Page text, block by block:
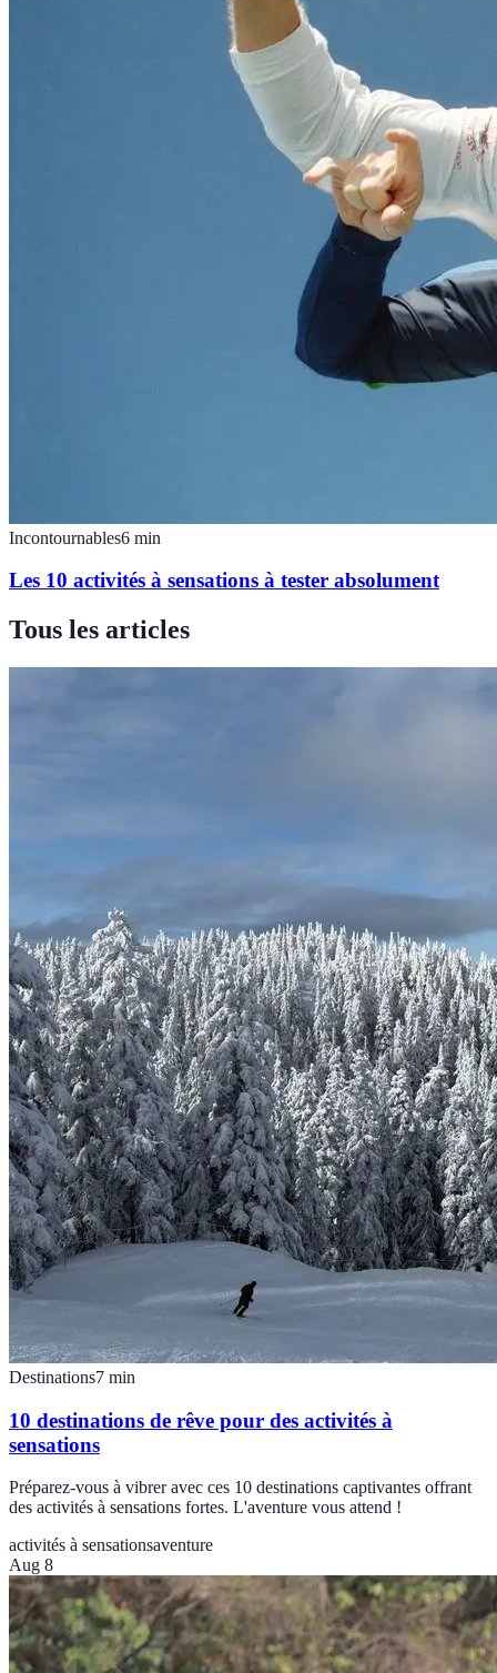
Incontournables6 min
Les 10 activités à sensations à tester absolument
Tous les articles
Destinations7 min
10 destinations de rêve pour des activités à
sensations
Préparez-vous à vibrer avec ces 10 destinations captivantes offrant
des activités à sensations fortes. L'aventure vous attend !
activités à sensationsaventure
Aug 8